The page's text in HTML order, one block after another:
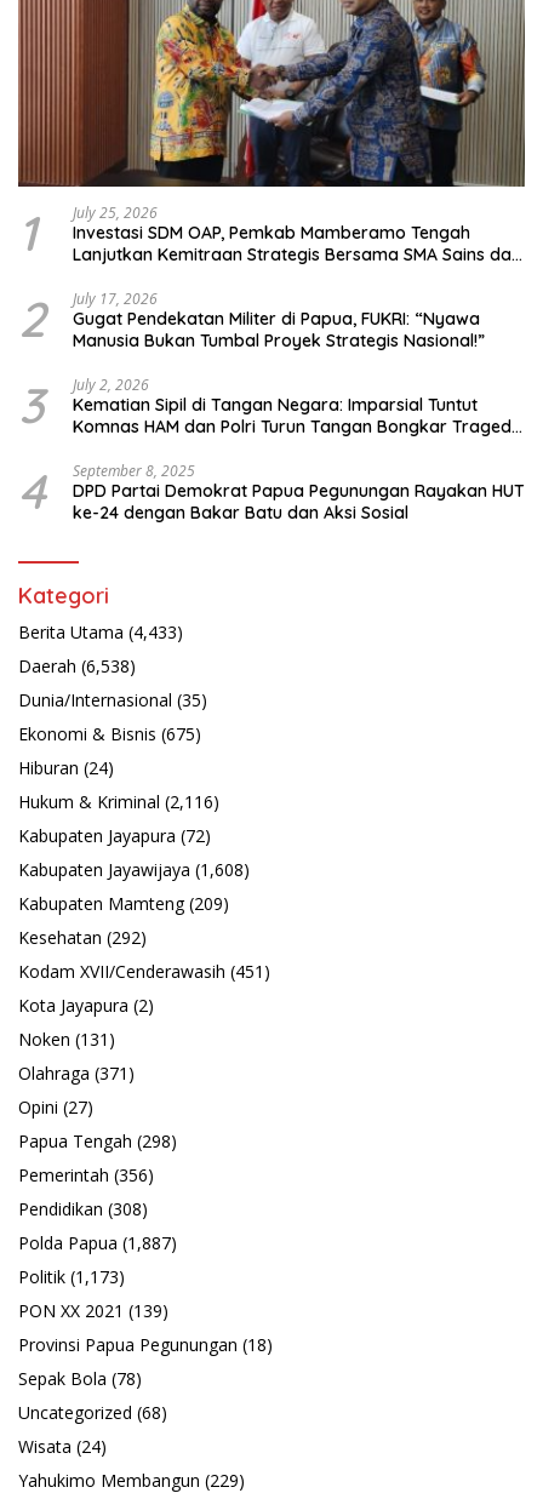
1 July 25, 2026
Investasi SDM OAP, Pemkab Mamberamo Tengah
Lanjutkan Kemitraan Strategis Bersama SMA Sains dan
2 July 17, 2026
Gugat Pendekatan Militer di Papua, FUKRI: “Nyawa
Manusia Bukan Tumbal Proyek Strategis Nasional!”
3 July 2, 2026
Kematian Sipil di Tangan Negara: Imparsial Tuntut
Komnas HAM dan Polri Turun Tangan Bongkar Tragedi
4 September 8, 2025
DPD Partai Demokrat Papua Pegunungan Rayakan HUT
ke-24 dengan Bakar Batu dan Aksi Sosial
Kategori
Berita Utama (4,433)
Daerah (6,538)
Dunia/Internasional (35)
Ekonomi & Bisnis (675)
Hiburan (24)
Hukum & Kriminal (2,116)
Kabupaten Jayapura (72)
Kabupaten Jayawijaya (1,608)
Kabupaten Mamteng(209)
Kesehatan (292)
Kodam XVII/Cenderawasih (451)
Kota Jayapura (2)
Noken (131)
Olahraga (371)
Opini (27)
Papua Tengah (298)
Pemerintah (356)
Pendidikan (308)
Polda Papua (1,887)
Politik (1,173)
PON XX 2021 (139)
Provinsi Papua Pegunungan (18)
Sepak Bola (78)
Uncategorized (68)
Wisata (24)
Yahukimo Membangun (229)